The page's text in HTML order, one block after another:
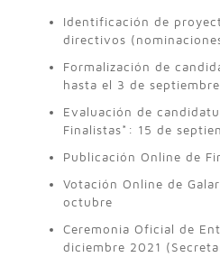
Identificación de
directivos
Formalización de
hasta el 3 de septiembre
Evaluación de
Finalistas*: 15 de
Publicación Online de
Votación Online de
octubre
Ceremonia Oficial de
diciembre 2021